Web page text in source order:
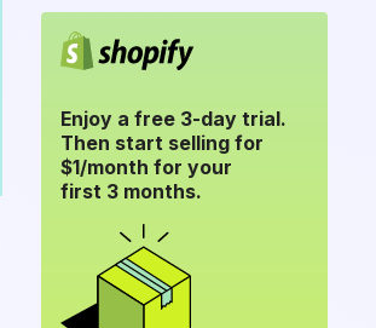
Enjoy a free 3-day trial.
Then start selling for
$1/month for your
first 3 months.